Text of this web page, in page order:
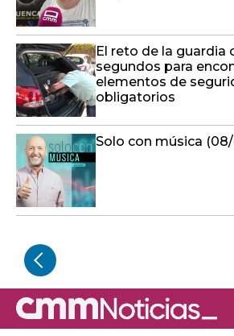
El reto de la guardia
segundos para
elementos de
obligatorios
Solo con música